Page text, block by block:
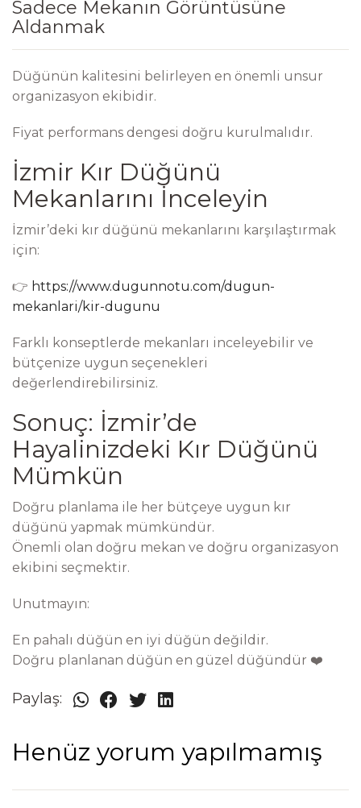
Sadece Mekanın Görüntüsüne
Aldanmak
Düğünün kalitesini belirleyen en önemli unsur
organizasyon ekibidir.
Fiyat performans dengesi doğru kurulmalıdır.
İzmir Kır Düğünü
Mekanlarını İnceleyin
İzmir’deki kır düğünü mekanlarını karşılaştırmak
için:
👉 https://www.dugunnotu.com/dugun-
mekanlari/kir-dugunu
Farklı konseptlerde mekanları inceleyebilir ve
bütçenize uygun seçenekleri
değerlendirebilirsiniz.
Sonuç: İzmir’de
Hayalinizdeki Kır Düğünü
Mümkün
Doğru planlama ile her bütçeye uygun kır
düğünü yapmak mümkündür.
Önemli olan doğru mekan ve doğru organizasyon
ekibini seçmektir.
Unutmayın:
En pahalı düğün en iyi düğün değildir.
Doğru planlanan düğün en güzel düğündür ❤️
Paylaş:
Henüz yorum yapılmamış